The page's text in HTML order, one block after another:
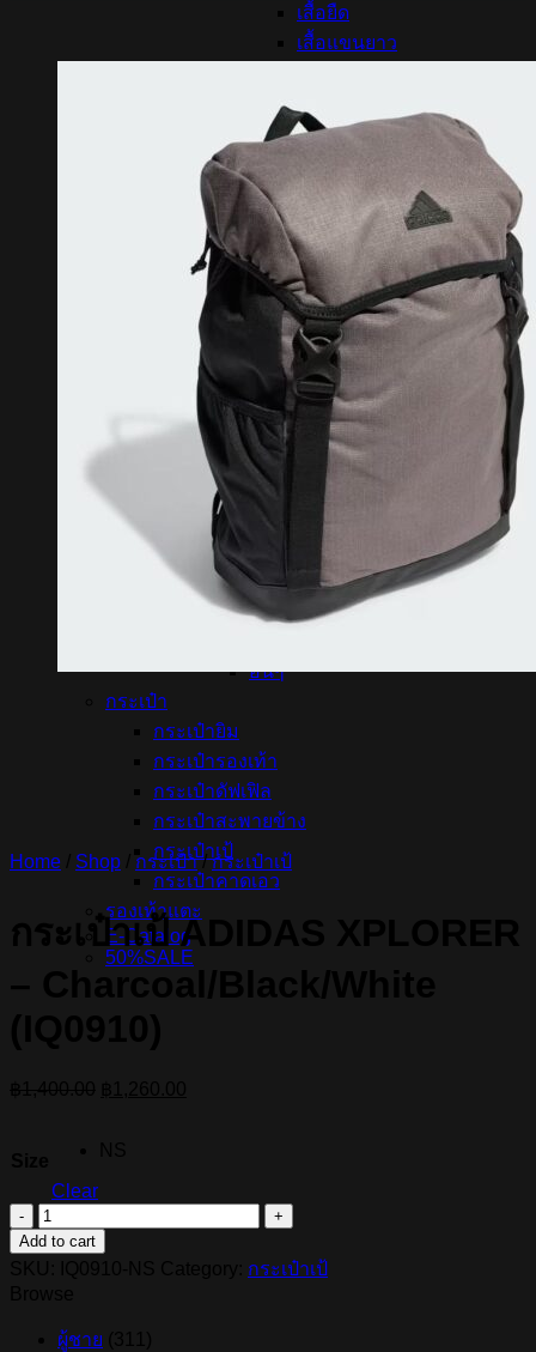
เสื้อยืด
เสื้อแขนยาว
กางเกงขาสามส่วน
รองเท้าสตั๊ด
รองเท้านักเรียน
รองเท้าอนุบาล
ฟุตบอล
ถุงมือประตู
ถุงเท้าบอล
ลูกฟุตบอล
สนับแข้ง
หมวก
ถุงมือ
ถุงเท้า
ถุงเท้าสั้น
โยคะ
อื่นๆ
กระเป๋า
กระเป๋ายิม
กระเป๋ารองเท้า
กระเป๋าดัฟเฟิล
กระเป๋าสะพายข้าง
กระเป๋าเป้
กระเป๋าคาดเอว
รองเท้าแตะ
E-Catalog
50%SALE
Home Shop กระเป๋า / กระเป๋าเป้
กระเป๋าเป้ ADIDAS XPLORER
Clear
กระเป๋า
เป้
Charcoal/Black/White
Add to cart
กระเป๋าเป้
ผู้ชาย